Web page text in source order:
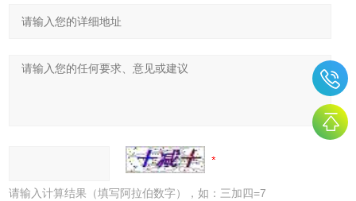
请输入计算结果（填写阿拉伯数字），如：三加四=7